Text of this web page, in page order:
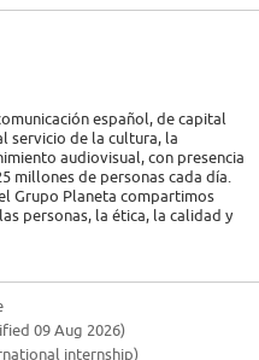
español, de capital
servicio de la cultura, la
audiovisual, con presencia
millones de personas cada día.
Grupo Planeta compartimos
personas, la ética, la calidad y
en la búsqueda de un/a
09 Aug 2026)
internship)